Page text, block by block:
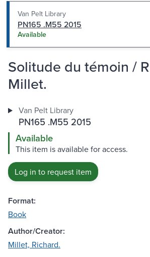
Van Pelt Library
PN165 .M55 2015
Available
Solitude du témoin /
Millet.
Van Pelt Library
PN165 .M55 2015
Available
This item is available for access.
Log in to request item
Format:
Book
Author/Creator:
Millet, Richard.